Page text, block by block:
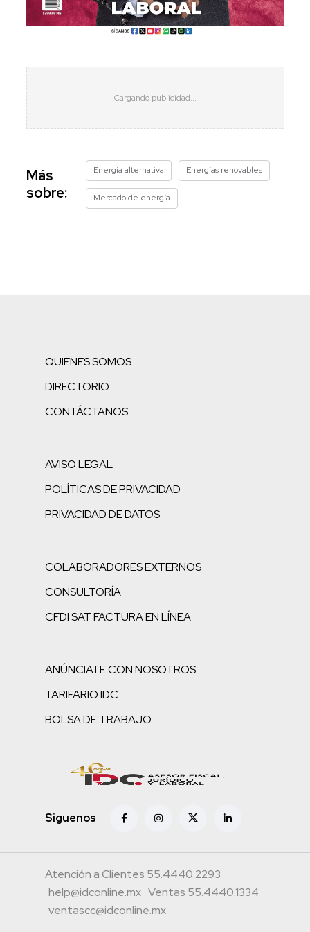
Más
sobre:
Energía alternativa Energías renovables
Mercado de energía
QUIENES SOMOS
DIRECTORIO
CONTÁCTANOS
AVISO LEGAL
POLÍTICAS DE PRIVACIDAD
PRIVACIDAD DE DATOS
COLABORADORES EXTERNOS
CONSULTORÍA
CFDI SAT FACTURA EN LÍNEA
ANÚNCIATE CON NOSOTROS
TARIFARIO IDC
BOLSA DE TRABAJO
Siguenos
Atención a Clientes 55.4440.2293
help@idconline.mx Ventas 55.4440.1334
ventascc@idconline.mx